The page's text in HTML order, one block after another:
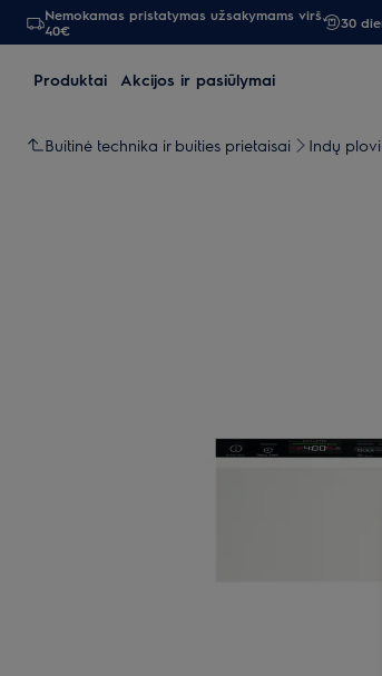
Nemokamas pristatymas užsakymams virš
40€
30
Produktai Akcijos ir pasiūlymai
Buitinė technika ir buities prietaisai Indų